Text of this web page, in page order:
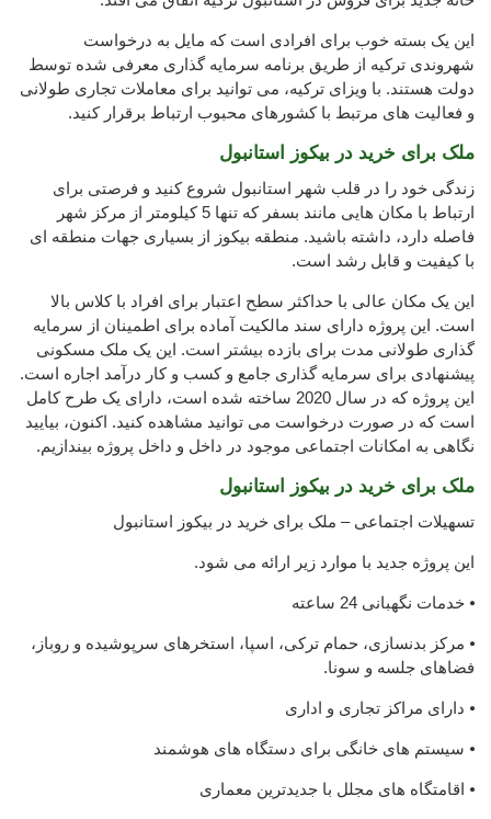
این یک بسته خوب برای افرادی است که مایل به درخواست
شهروندی ترکیه از طریق برنامه سرمایه گذاری معرفی شده توسط
دولت هستند. با ویزای ترکیه، می توانید برای معاملات تجاری طولانی
و فعالیت های مرتبط با کشورهای محبوب ارتباط برقرار کنید.
ملک برای خرید در بیکوز استانبول
زندگی خود را در قلب شهر استانبول شروع کنید و فرصتی برای
ارتباط با مکان هایی مانند بسفر که تنها 5 کیلومتر از مرکز شهر
فاصله دارد، داشته باشید. منطقه بیکوز از بسیاری جهات منطقه ای
با کیفیت و قابل رشد است.
این یک مکان عالی با حداکثر سطح اعتبار برای افراد با کلاس بالا
است. این پروژه دارای سند مالکیت آماده برای اطمینان از سرمایه
گذاری طولانی مدت برای بازده بیشتر است. این یک ملک مسکونی
پیشنهادی برای سرمایه گذاری جامع و کسب و کار درآمد اجاره است.
این پروژه که در سال 2020 ساخته شده است، دارای یک طرح کامل
است که در صورت درخواست می توانید مشاهده کنید. اکنون، بیایید
نگاهی به امکانات اجتماعی موجود در داخل و داخل پروژه بیندازیم.
ملک برای خرید در بیکوز استانبول
تسهیلات اجتماعی – ملک برای خرید در بیکوز استانبول
این پروژه جدید با موارد زیر ارائه می شود.
⦁ خدمات نگهبانی 24 ساعته
⦁ مرکز بدنسازی، حمام ترکی، اسپا، استخرهای سرپوشیده و روباز،
فضاهای جلسه و سونا.
⦁ دارای مراکز تجاری و اداری
⦁ سیستم های خانگی برای دستگاه های هوشمند
⦁ اقامتگاه های مجلل با جدیدترین معماری